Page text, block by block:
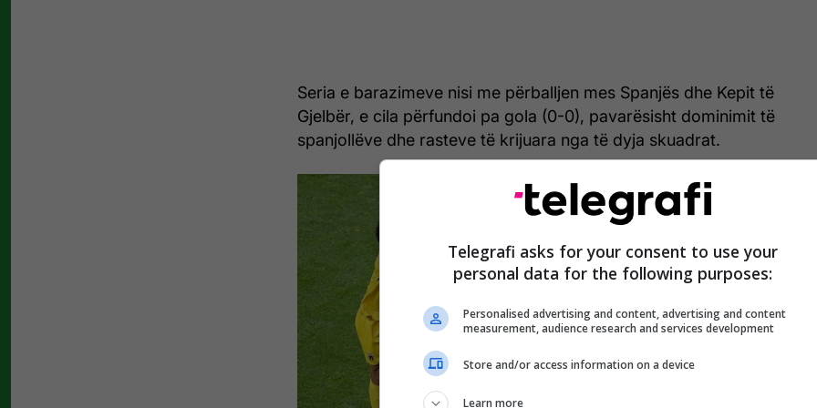
Seria e barazimeve nisi me përballjen mes Spanjës dhe Kepit të
Gjelbër, e cila përfundoi pa gola (0-0), pavarësisht dominimit të
spanjollëve dhe rasteve të krijuara nga të dyja skuadrat.
Telegrafi asks for your consent to use your
personal data for the following purposes:
Personalised advertising and content, advertising and content
measurement, audience research and services development
Store and/or access information on a device
Learn more